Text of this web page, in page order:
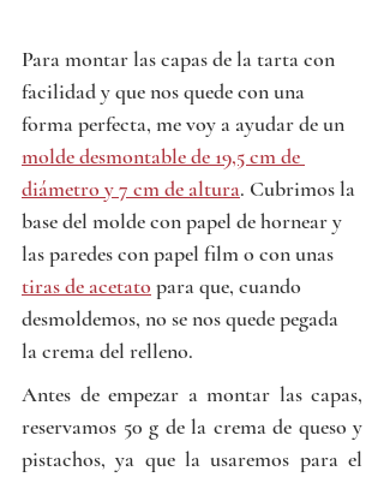
Para montar las capas de la tarta con
facilidad y que nos quede con una
forma perfecta, me voy a ayudar de un
molde desmontable de 19,5 cm de
diámetro y 7 cm de altura. Cubrimos la
base del molde con papel de hornear y
las paredes con papel film o con unas
tiras de acetato para que, cuando
desmoldemos, no se nos quede pegada
la crema del relleno.
Antes de empezar a montar las capas,
reservamos 50 g de la crema de queso y
pistachos, ya que la usaremos para el